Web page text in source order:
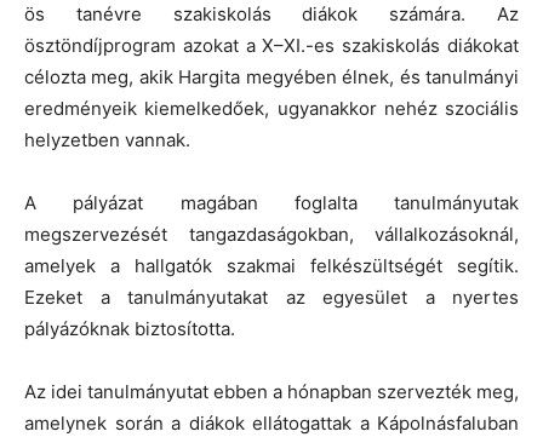
ös tanévre szakiskolás diákok számára. Az
ösztöndíjprogram azokat a X–XI.-es szakiskolás diákokat
célozta meg, akik Hargita megyében élnek, és tanulmányi
eredményeik kiemelkedőek, ugyanakkor nehéz szociális
helyzetben vannak.
A pályázat magában foglalta tanulmányutak
megszervezését tangazdaságokban, vállalkozásoknál,
amelyek a hallgatók szakmai felkészültségét segítik.
Ezeket a tanulmányutakat az egyesület a nyertes
pályázóknak biztosította.
Az idei tanulmányutat ebben a hónapban szervezték meg,
amelynek során a diákok ellátogattak a Kápolnásfaluban